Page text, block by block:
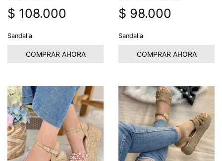
$ 108.000
Sandalia
COMPRAR AHORA
$ 98.000
Sandalia
COMPRAR AHORA